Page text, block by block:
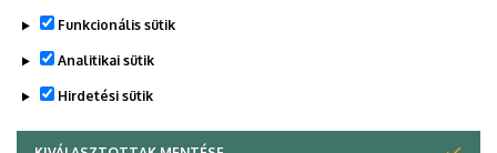
Funkcionális sütik
Analitikai sütik
Hirdetési sütik